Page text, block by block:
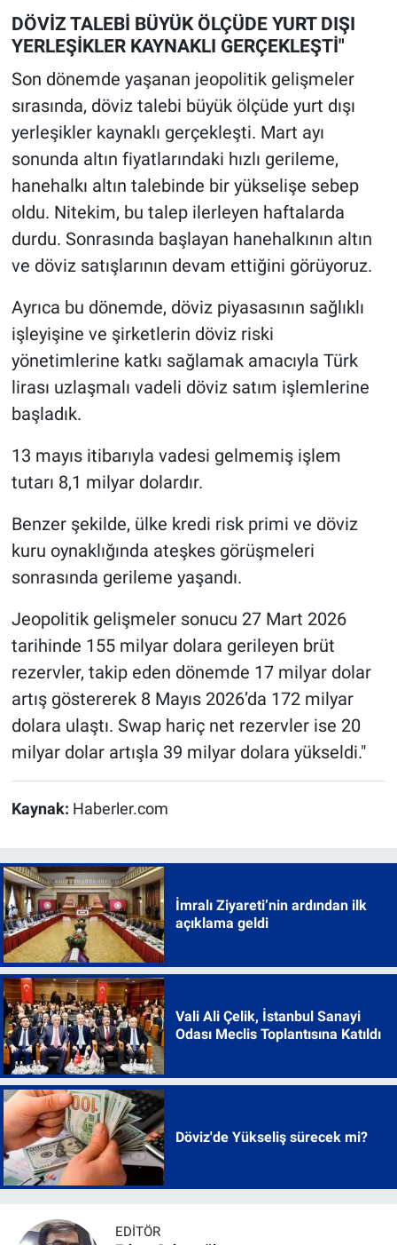
DÖVİZ TALEBİ BÜYÜK ÖLÇÜDE YURT DIŞI
YERLEŞİKLER KAYNAKLI GERÇEKLEŞTİ"
Son dönemde yaşanan jeopolitik gelişmeler
sırasında, döviz talebi büyük ölçüde yurt dışı
yerleşikler kaynaklı gerçekleşti. Mart ayı
sonunda altın fiyatlarındaki hızlı gerileme,
hanehalkı altın talebinde bir yükselişe sebep
oldu. Nitekim, bu talep ilerleyen haftalarda
durdu. Sonrasında başlayan hanehalkının altın
ve döviz satışlarının devam ettiğini görüyoruz.
Ayrıca bu dönemde, döviz piyasasının sağlıklı
işleyişine ve şirketlerin döviz riski
yönetimlerine katkı sağlamak amacıyla Türk
lirası uzlaşmalı vadeli döviz satım işlemlerine
başladık.
13 mayıs itibarıyla vadesi gelmemiş işlem
tutarı 8,1 milyar dolardır.
Benzer şekilde, ülke kredi risk primi ve döviz
kuru oynaklığında ateşkes görüşmeleri
sonrasında gerileme yaşandı.
Jeopolitik gelişmeler sonucu 27 Mart 2026
tarihinde 155 milyar dolara gerileyen brüt
rezervler, takip eden dönemde 17 milyar dolar
artış göstererek 8 Mayıs 2026’da 172 milyar
dolara ulaştı. Swap hariç net rezervler ise 20
milyar dolar artışla 39 milyar dolara yükseldi."
Kaynak: Haberler.com
İmralı Ziyareti’nin ardından ilk
açıklama geldi
Vali Ali Çelik, İstanbul Sanayi
Odası Meclis Toplantısına Katıldı
Döviz'de Yükseliş sürecek mi?
EDITÖR